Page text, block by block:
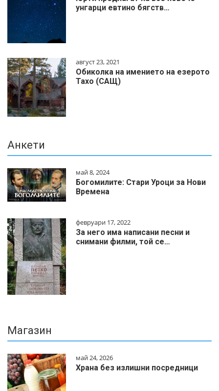
унгарци евтино бягств…
август 23, 2021
Обиколка на имението на езерото
Тахо (САЩ)
Анкети
май 8, 2024
Богомилите: Стари Уроци за Нови
Времена
февруари 17, 2022
За него има написани песни и
снимани филми, той се…
Магазин
май 24, 2026
Храна без излишни посредници